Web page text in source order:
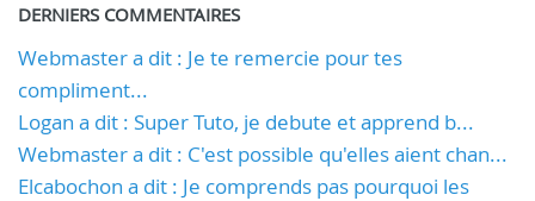
DERNIERS COMMENTAIRES
Webmaster a dit : Je te remercie pour tes
compliment...
Logan a dit : Super Tuto, je debute et apprend b...
Webmaster a dit : C'est possible qu'elles aient chan...
Elcabochon a dit : Je comprends pas pourquoi les